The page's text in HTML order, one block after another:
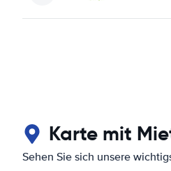
Karte mit
Sehen Sie sich unsere